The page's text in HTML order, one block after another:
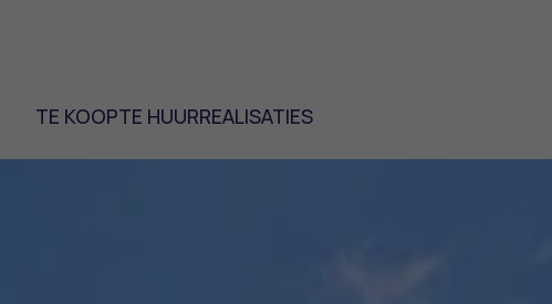
TE KOOPTE HUURREALISATIES